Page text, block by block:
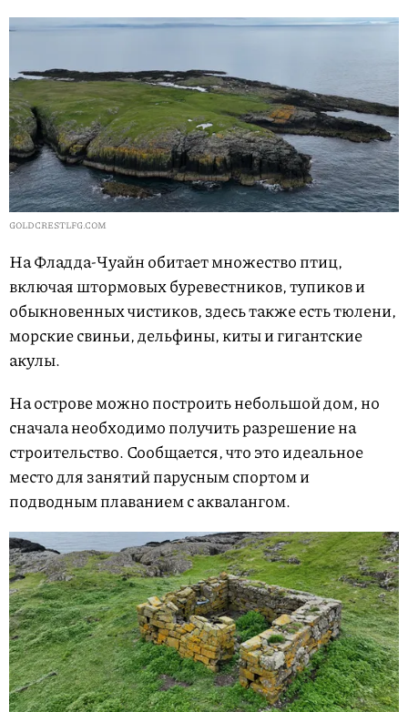
GOLDCRESTLFG.COM
На Фладда-Чуайн обитает множество птиц,
включая штормовых буревестников, тупиков и
обыкновенных чистиков, здесь также есть тюлени,
морские свиньи, дельфины, киты и гигантские
акулы.
На острове можно построить небольшой дом, но
сначала необходимо получить разрешение на
строительство. Сообщается, что это идеальное
место для занятий парусным спортом и
подводным плаванием с аквалангом.